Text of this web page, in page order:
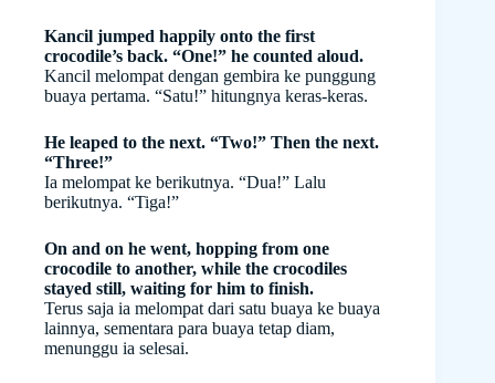
Kancil jumped happily onto the first
crocodile’s back. “One!” he counted aloud.
Kancil melompat dengan gembira ke punggung
buaya pertama. “Satu!” hitungnya keras-keras.
He leaped to the next. “Two!” Then the next.
“Three!”
Ia melompat ke berikutnya. “Dua!” Lalu
berikutnya. “Tiga!”
On and on he went, hopping from one
crocodile to another, while the crocodiles
stayed still, waiting for him to finish.
Terus saja ia melompat dari satu buaya ke buaya
lainnya, sementara para buaya tetap diam,
menunggu ia selesai.